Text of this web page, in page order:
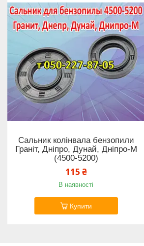
Сальник колінвала бензопили
Граніт, Дніпро, Дунай, Дніпро-М
(4500-5200)
115 ₴
В наявності
Купити